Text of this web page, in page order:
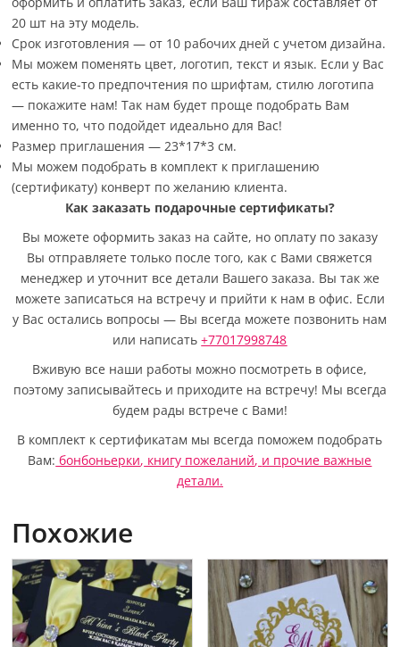
20 шт на эту модель.
Срок изготовления — от 10 рабочих дней с учетом дизайна.
Мы можем поменять цвет, логотип, текст и язык. Если у Вас
есть какие-то предпочтения по шрифтам, стилю логотипа
— покажите нам! Так нам будет проще подобрать Вам
именно то, что подойдет идеально для Вас!
Размер приглашения — 23*17*3 см.
Мы можем подобрать в комплект к приглашению
(сертификату) конверт по желанию клиента.
Как заказать подарочные сертификаты?
Вы можете оформить заказ на сайте, но оплату по заказу
Вы отправляете только после того, как с Вами свяжется
менеджер и уточнит все детали Вашего заказа. Вы так же
можете записаться на встречу и прийти к нам в офис. Если
у Вас остались вопросы — Вы всегда можете позвонить нам
или написать+77017998748
Вживую все наши работы можно посмотреть в офисе,
поэтому записывайтесь и приходите на встречу! Мы всегда
будем рады встрече с Вами!
В комплект к сертификатам мы всегда поможем подобрать
Вам: бонбоньерки, книгу пожеланий, и прочие важные
детали.
Похожие